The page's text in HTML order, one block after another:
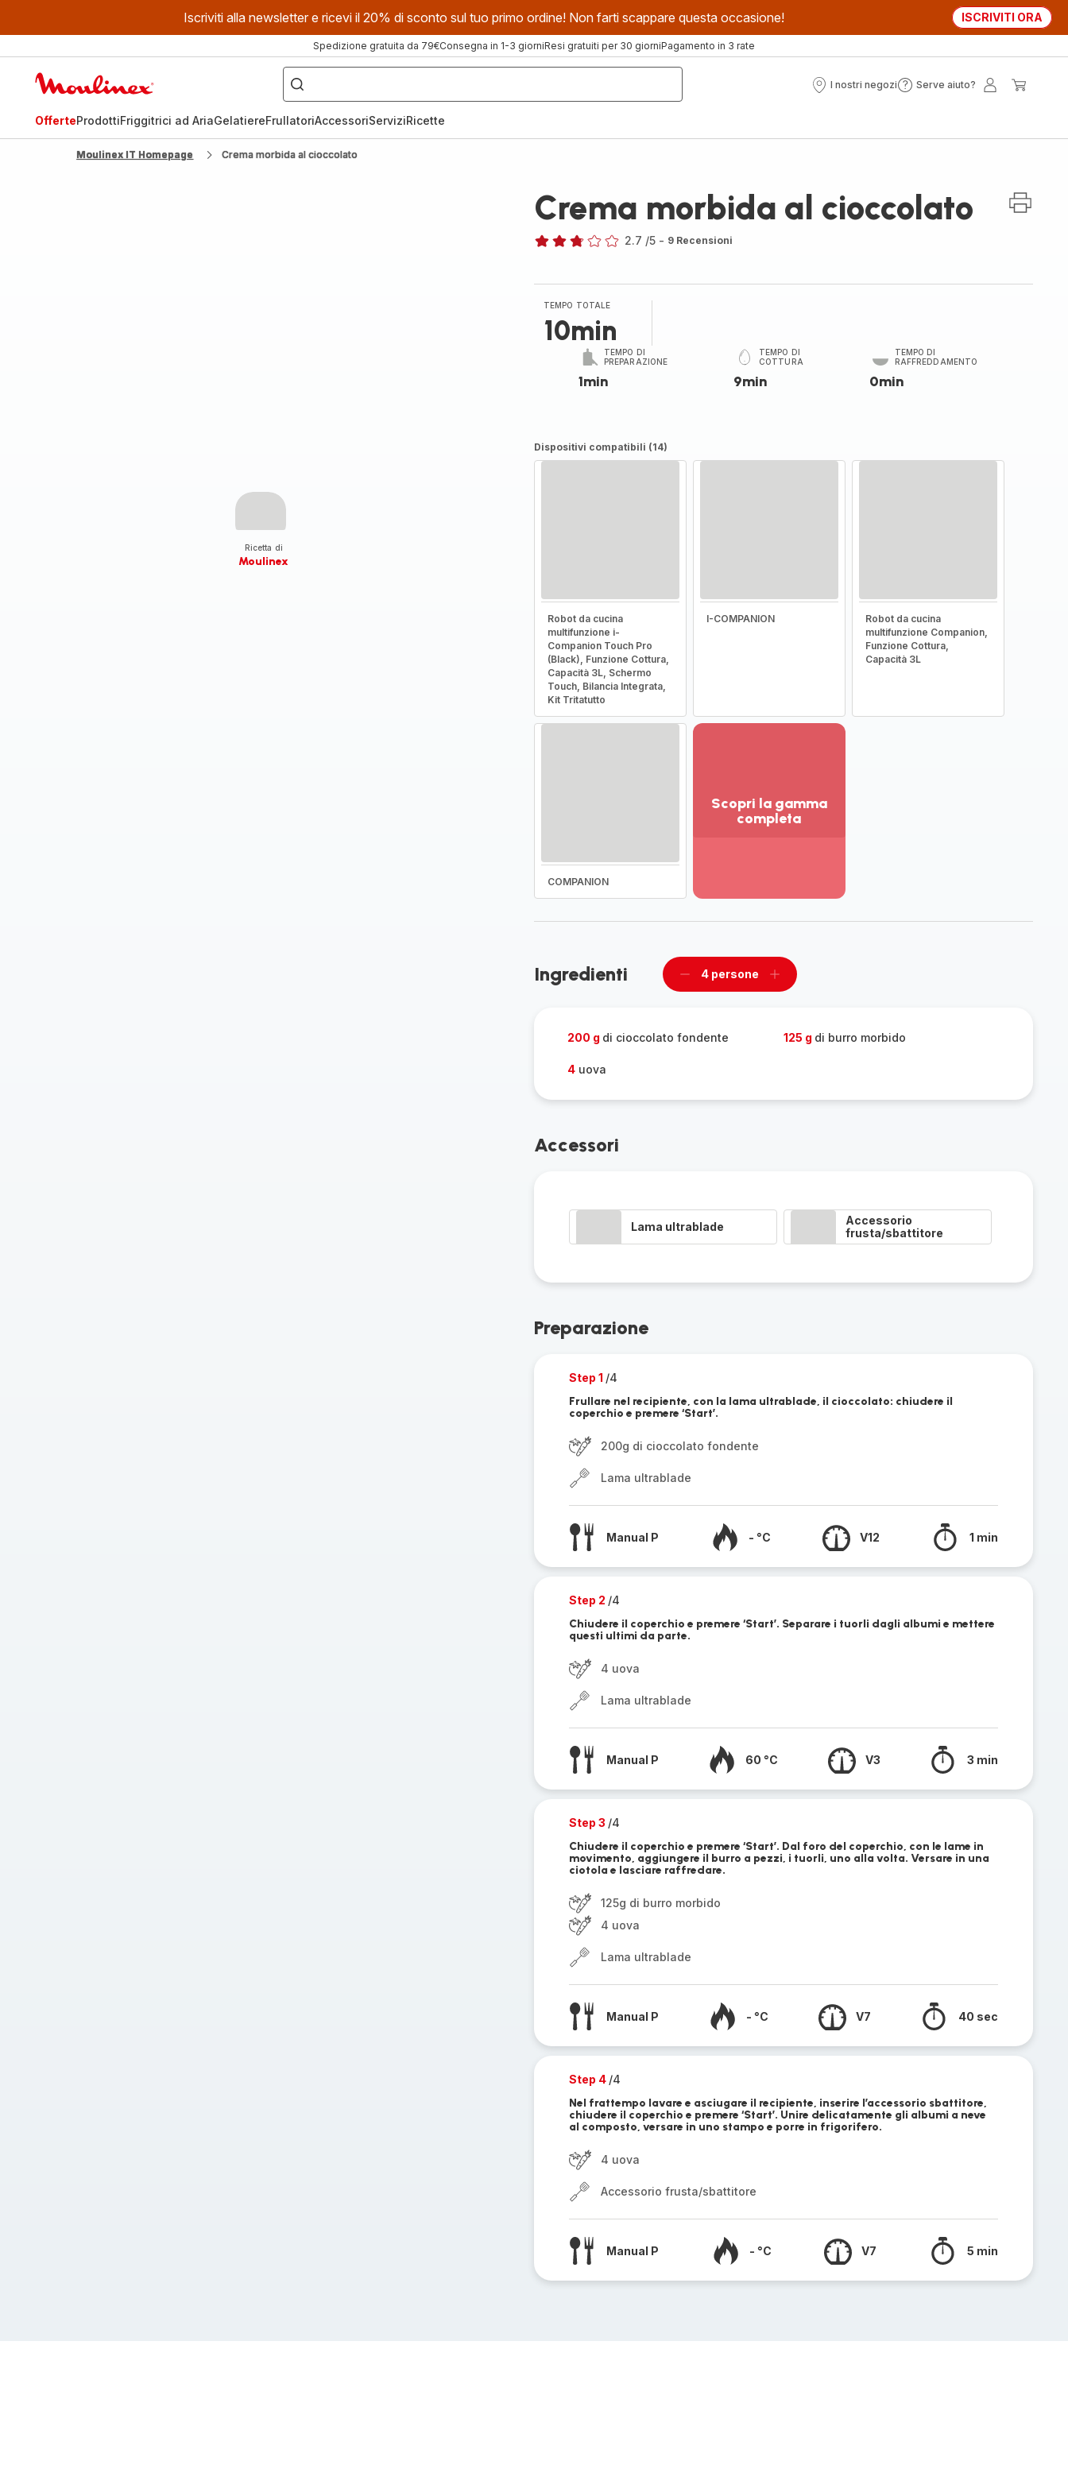
Iscriviti alla newsletter e ricevi il 20% di sconto sul tuo primo ordine! Non farti scappare questa occasione! ISCRIVITI ORA
Spedizione gratuita da 79€Consegna in 1-3 giorniResi gratuiti per 30 giorniPagamento in 3 rate
Cosa
stai
cercando?
I nostri negozi
I
Serve aiuto?
Serve
OfferteProdottiFriggitrici ad AriaGelatiereFrullatoriAccessoriServiziRicette
Moulinex IT Homepage Crema morbida al cioccolato
Ricetta di
Moulinex
Crema morbida al cioccolato
2.7 /5 - 9 Recensioni
TEMPO TOTALE
10min
TEMPO DI
PREPARAZIONE
1min
TEMPO DI
COTTURA
9min
TEMPO DI
RAFFREDDAMENTO
0min
Dispositivi compatibili (14)
Robot da cucina
multifunzione i-
Companion Touch Pro
(Black), Funzione Cottura,
Capacità 3L, Schermo
Touch, Bilancia Integrata,
Kit Tritatutto
I-COMPANION
Robot da cucina
multifunzione Companion,
Funzione Cottura,
Capacità 3L
COMPANION
Scopri la gamma
completa
Scopri
-
Ingredienti
Rimuovi
4 persone
Aggiungi
200 g di cioccolato fondente 125 g di burro morbido
4uova
Accessori
Lama ultrablade
Accessorio
frusta/sbattitore
Preparazione
Step 1 /4
Frullare nel recipiente, con la lama ultrablade, il cioccolato: chiudere il
coperchio e premere ‘Start’.
200g di cioccolato fondente
Lama ultrablade
Manual P - °C V12 1 min
Step 2 /4
Chiudere il coperchio e premere ‘Start’. Separare i tuorli dagli albumi e mettere
questi ultimi da parte.
4 uova
Lama ultrablade
Manual P 60 °C V3 3 min
Step 3 /4
Chiudere il coperchio e premere ‘Start’. Dal foro del coperchio, con le lame in
movimento, aggiungere il burro a pezzi, i tuorli, uno alla volta. Versare in una
ciotola e lasciare raffredare.
125g di burro morbido
4 uova
Lama ultrablade
Manual P - °C V7 40 sec
Step 4 /4
Nel frattempo lavare e asciugare il recipiente, inserire l’accessorio sbattitore,
chiudere il coperchio e premere ‘Start’. Unire delicatamente gli albumi a neve
al composto, versare in uno stampo e porre in frigorifero.
4 uova
Accessorio frusta/sbattitore
Manual P - °C V7 5 min